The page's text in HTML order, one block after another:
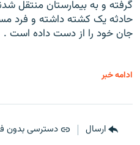
گرفته و به بیمارستان منتقل
حادثه یک کشته داشته و فرد
جان خود را از دست داده است .
ادامه خبر
ارسال دسترسی بدون